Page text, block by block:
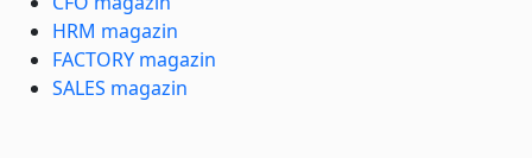
HRM magazin
FACTORY magazin
SALES magazin